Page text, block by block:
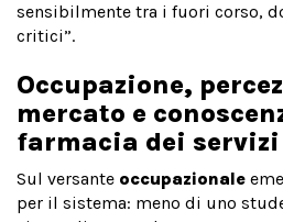
sensibilmente tra i fuori corso,
critici”.
Occupazione,
mercato e
farmacia dei servizi
Sul versante occupazionale
per il sistema: meno di uno